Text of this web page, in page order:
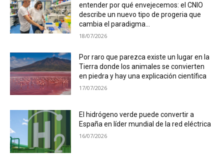
entender por qué envejecemos: el CNIO
describe un nuevo tipo de progeria que
cambia el paradigma...
18/07/2026
Por raro que parezca existe un lugar en la
Tierra donde los animales se convierten
en piedra y hay una explicación científica
17/07/2026
El hidrógeno verde puede convertir a
España en líder mundial de la red eléctrica
16/07/2026